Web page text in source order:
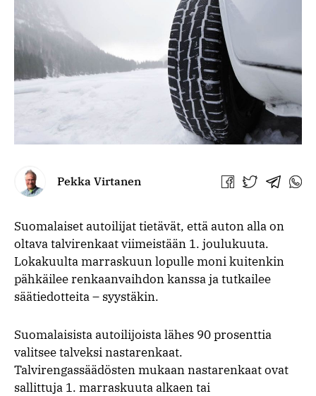
Pekka Virtanen
Jaa Jaa Jaa Jaa
Suomalaiset autoilijat tietävät, että auton alla on
oltava talvirenkaat viimeistään 1. joulukuuta.
Lokakuulta marraskuun lopulle moni kuitenkin
pähkäilee renkaanvaihdon kanssa ja tutkailee
säätiedotteita – syystäkin.
Suomalaisista autoilijoista lähes 90 prosenttia
valitsee talveksi nastarenkaat.
Talvirengassäädösten mukaan nastarenkaat ovat
sallittuja 1. marraskuuta alkaen tai